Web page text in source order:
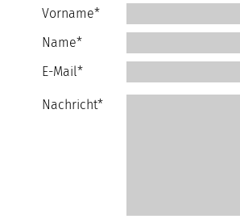
Vorname*
Name*
E-Mail*
Nachricht*